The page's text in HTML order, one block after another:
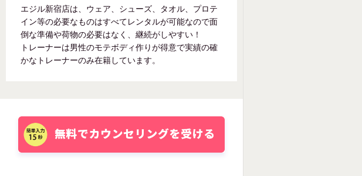
エジル新宿店は、ウェア、シューズ、タオル、プロテ
イン等の必要なものはすべてレンタルが可能なので面
倒な準備や荷物の必要はなく、継続がしやすい！
トレーナーは男性のモテボディ作りが得意で実績の確
かなトレーナーのみ在籍しています。